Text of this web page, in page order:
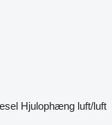
Hjulophæng luft/luft